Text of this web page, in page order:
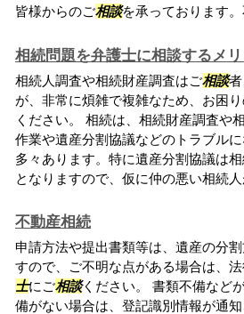
皆様からのご相談を承っております
相続問題を弁護士に相談するメリ
相続人調査や相続財産調査はご相談
が、非常に煩雑で複雑なため、お困
ください。 相続は、相続財産調査や
作業や遺産分割協議などのトラブル
多々あります。特に遺産分割協議は
となりますので、仮に仲の悪い相続
不動産相続
申請方法や提出書類等は、遺産の分
すので、ご不明な点がある場合は、
士にご相談ください。 書類不備など
備がない場合は、登記識別情報が通